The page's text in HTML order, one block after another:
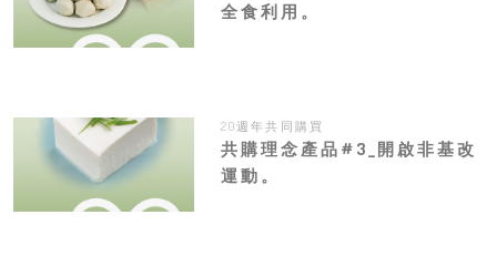
全食利用。
20週年共同購買
共購理念產品#3_開啟非基改
運動。